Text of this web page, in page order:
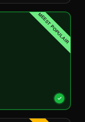
MEEST POPULAIR